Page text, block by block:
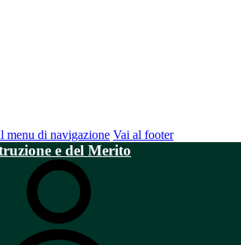
menu di navigazione Vai al footer
e del Merito